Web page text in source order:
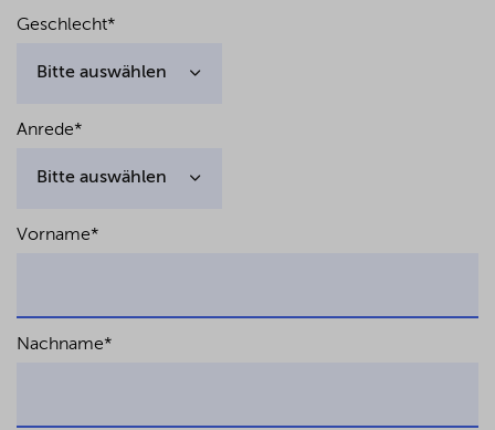
Geschlecht*
Anrede*
Vorname*
Nachname*